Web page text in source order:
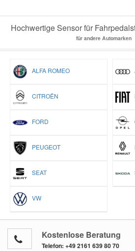
Hochwertige Sensor für
für andere Automarken
ALFA ROMEO
CITROËN
FORD
PEUGEOT
SEAT
VW
Kostenlose Beratung
Telefon: +49 2161 639 80 70